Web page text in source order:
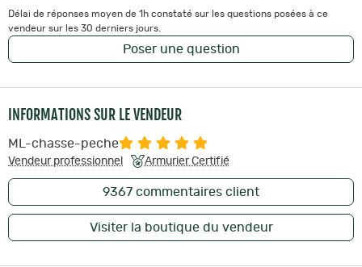
Délai de réponses moyen de 1h constaté sur les questions posées à ce
vendeur sur les 30 derniers jours.
Poser une question
INFORMATIONS SUR LE VENDEUR
ML-chasse-peche
Vendeur professionnel Armurier Certifié
9367 commentaires client
Visiter la boutique du vendeur